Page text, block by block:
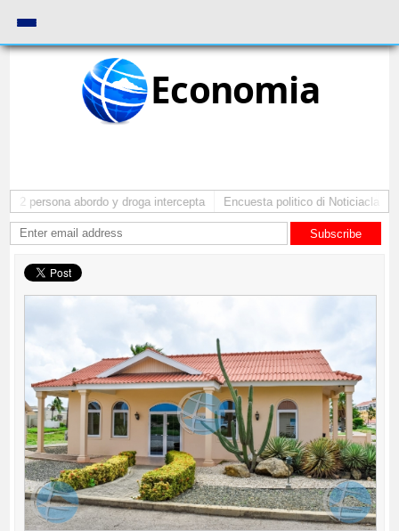
Economia
2 persona abordo y droga intercepta Encuesta politico di Noticiacla ta
Subscribe